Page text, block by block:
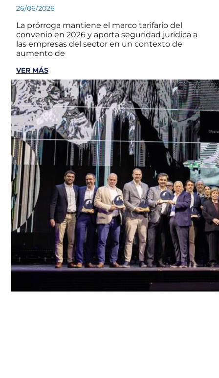
26/06/2026
La prórroga mantiene el marco tarifario del
convenio en 2026 y aporta seguridad jurídica a
las empresas del sector en un contexto de
aumento de
VER MÁS